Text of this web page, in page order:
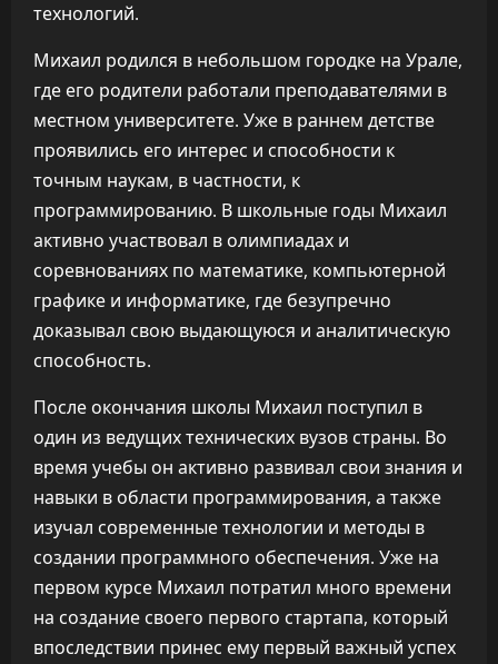
технологий.
Михаил родился в небольшом городке на Урале,
где его родители работали преподавателями в
местном университете. Уже в раннем детстве
проявились его интерес и способности к
точным наукам, в частности, к
программированию. В школьные годы Михаил
активно участвовал в олимпиадах и
соревнованиях по математике, компьютерной
графике и информатике, где безупречно
доказывал свою выдающуюся и аналитическую
способность.
После окончания школы Михаил поступил в
один из ведущих технических вузов страны. Во
время учебы он активно развивал свои знания и
навыки в области программирования, а также
изучал современные технологии и методы в
создании программного обеспечения. Уже на
первом курсе Михаил потратил много времени
на создание своего первого стартапа, который
впоследствии принес ему первый важный успех